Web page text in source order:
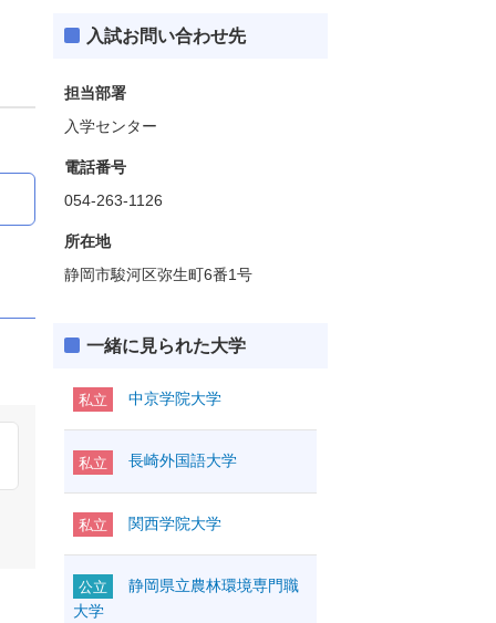
入試お問い合わせ先
担当部署
入学センター
電話番号
054-263-1126
所在地
静岡市駿河区弥生町6番1号
一緒に見られた大学
私立 中京学院大学
私立 長崎外国語大学
私立 関西学院大学
公立
静岡県立農林環境専門職
大学